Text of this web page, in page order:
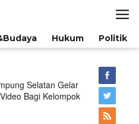
Hukum Politik
Selatan Gelar
Bagi Kelompok